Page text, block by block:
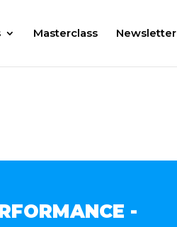
Masterclass Newsletter
-